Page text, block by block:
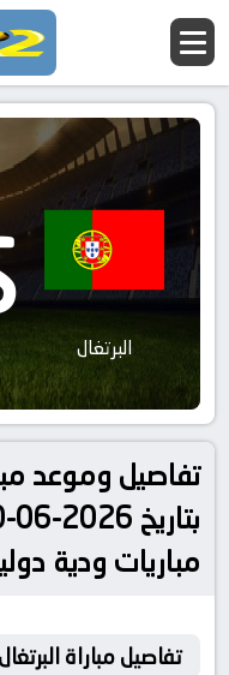
البرتغال
تفاصيل وموعد
مباريات ودية
تفاصيل مباراة